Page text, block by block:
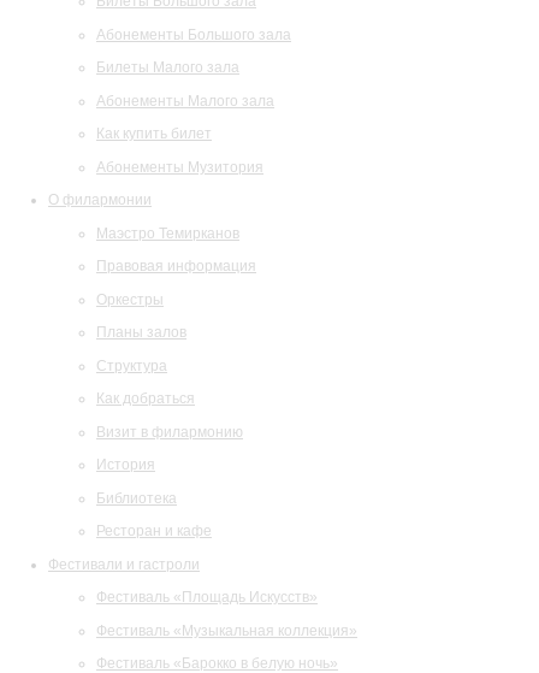
Абонементы Большого зала
Билеты Малого зала
Абонементы Малого зала
Как купить билет
Абонементы Музитория
О филармонии
Маэстро Темирканов
Правовая информация
Оркестры
Планы залов
Структура
Как добраться
Визит в филармонию
История
Библиотека
Ресторан и кафе
Фестивали и гастроли
Фестиваль «Площадь Искусств»
Фестиваль «Музыкальная коллекция»
Фестиваль «Барокко в белую ночь»